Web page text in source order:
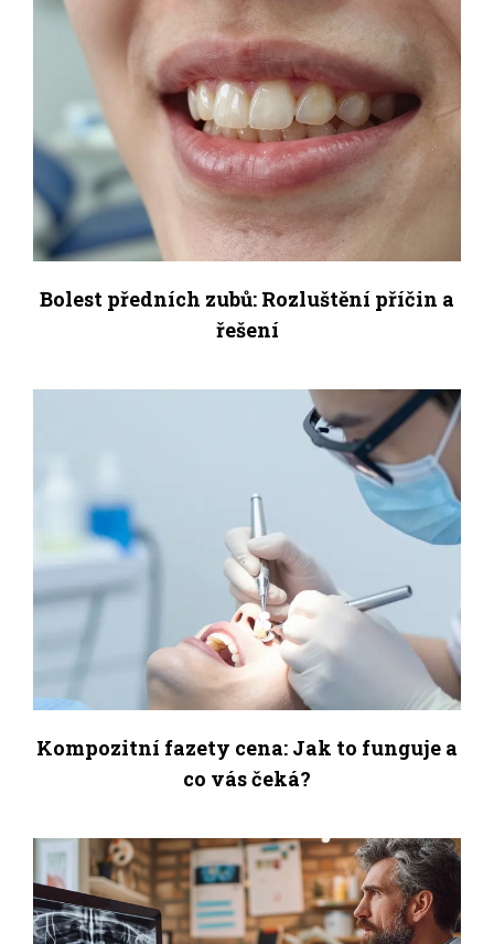
Bolest předních zubů: Rozluštění příčin a
řešení
Kompozitní fazety cena: Jak to funguje a
co vás čeká?